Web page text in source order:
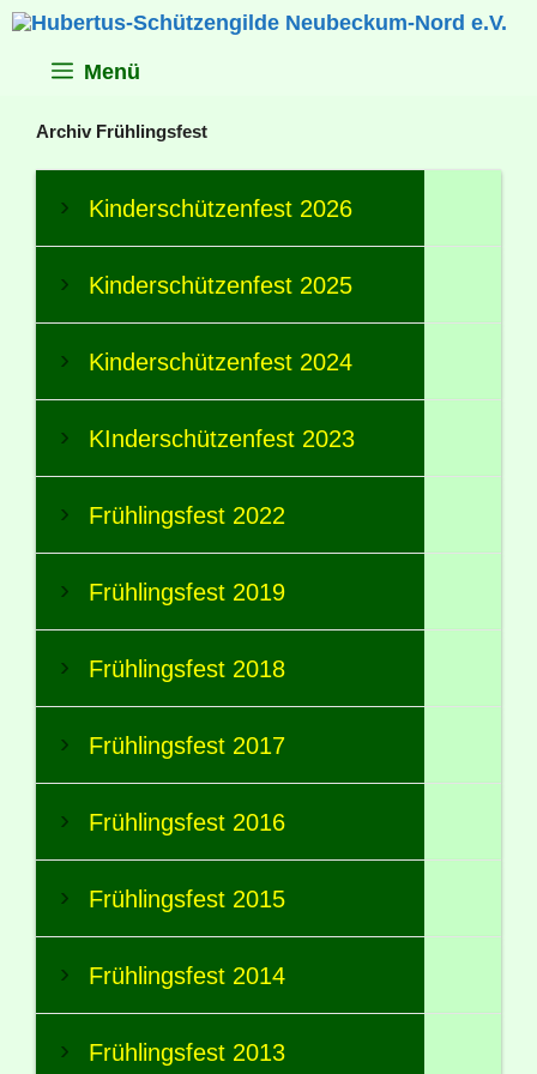
Zum
Inhalt
Menü
Archiv Frühlingsfest
Kinderschützenfest 2026
Kinderschützenfest 2025
Kinderschützenfest 2024
KInderschützenfest 2023
Frühlingsfest 2022
Frühlingsfest 2019
Frühlingsfest 2018
Frühlingsfest 2017
Frühlingsfest 2016
Frühlingsfest 2015
Frühlingsfest 2014
Frühlingsfest 2013